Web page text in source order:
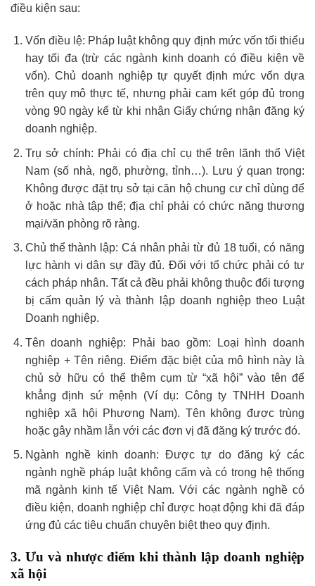
điều kiện sau:
Vốn điều lệ: Pháp luật không quy định mức vốn tối thiểu
hay tối đa (trừ các ngành kinh doanh có điều kiện về
vốn). Chủ doanh nghiệp tự quyết định mức vốn dựa
trên quy mô thực tế, nhưng phải cam kết góp đủ trong
vòng 90 ngày kể từ khi nhận Giấy chứng nhận đăng ký
doanh nghiệp.
Trụ sở chính: Phải có địa chỉ cụ thể trên lãnh thổ Việt
Nam (số nhà, ngõ, phường, tỉnh…). Lưu ý quan trọng:
Không được đặt trụ sở tại căn hộ chung cư chỉ dùng để
ở hoặc nhà tập thể; địa chỉ phải có chức năng thương
mại/văn phòng rõ ràng.
Chủ thể thành lập: Cá nhân phải từ đủ 18 tuổi, có năng
lực hành vi dân sự đầy đủ. Đối với tổ chức phải có tư
cách pháp nhân. Tất cả đều phải không thuộc đối tượng
bị cấm quản lý và thành lập doanh nghiệp theo Luật
Doanh nghiệp.
Tên doanh nghiệp: Phải bao gồm: Loại hình doanh
nghiệp + Tên riêng. Điểm đặc biệt của mô hình này là
chủ sở hữu có thể thêm cụm từ “xã hội” vào tên để
khẳng định sứ mệnh (Ví dụ: Công ty TNHH Doanh
nghiệp xã hội Phương Nam). Tên không được trùng
hoặc gây nhầm lẫn với các đơn vị đã đăng ký trước đó.
Ngành nghề kinh doanh: Được tự do đăng ký các
ngành nghề pháp luật không cấm và có trong hệ thống
mã ngành kinh tế Việt Nam. Với các ngành nghề có
điều kiện, doanh nghiệp chỉ được hoạt động khi đã đáp
ứng đủ các tiêu chuẩn chuyên biệt theo quy định.
3. Ưu và nhược điểm khi thành lập doanh nghiệp
xã hội